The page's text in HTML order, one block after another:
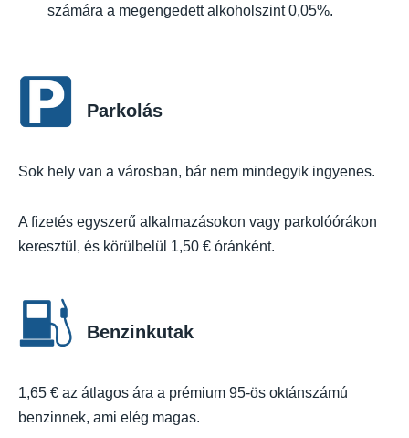
számára a megengedett alkoholszint 0,05%.
Parkolás
Sok hely van a városban, bár nem mindegyik ingyenes.
A fizetés egyszerű alkalmazásokon vagy parkolóórákon
keresztül, és körülbelül 1,50 € óránként.
Benzinkutak
1,65 € az átlagos ára a prémium 95-ös oktánszámú
benzinnek, ami elég magas.